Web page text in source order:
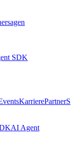
SDK
KarrierePartnerS
AI Agent